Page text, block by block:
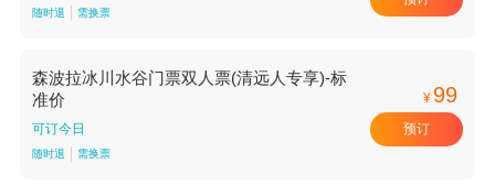
随时退 需换票
森波拉冰川水谷门票双人票(清远人专享)-标
准价
可订今日
随时退 需换票
¥ 99
预订